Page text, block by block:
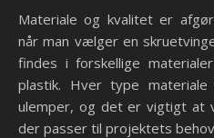
Materiale og kvalitet er
når man vælger en
findes i forskellige
plastik. Hver type
ulemper, og det er vigtigt at
der passer til projektets